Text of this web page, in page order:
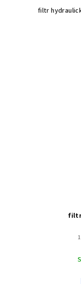
filtr
filtr